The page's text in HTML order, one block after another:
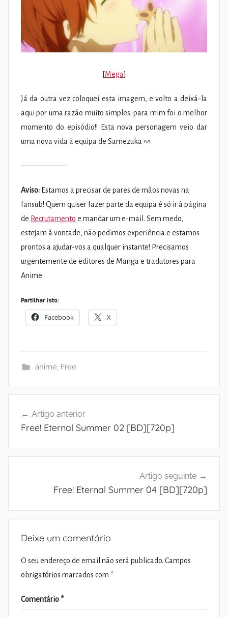
[Mega]
Já da outra vez coloquei esta imagem, e volto a deixá-la
aqui por uma razão muito simples: para mim foi o melhor
momento do episódio!! Esta nova personagem veio dar
uma nova vida à equipa de Samezuka ^^
——————
Aviso: Estamos a precisar de pares de mãos novas na
fansub! Quem quiser fazer parte da equipa é só ir à página
de Recrutamento e mandar um e-mail. Sem medo,
estejam à vontade, não pedimos experiência e estamos
prontos a ajudar-vos a qualquer instante! Precisamos
urgentemente de editores de Manga e tradutores para
Anime.
Partilhar isto:
Facebook X
anime, Free
de
Artigo anterior
Free! Eternal Summer 02 [BD][720p]
Artigo seguinte
Free! Eternal Summer 04 [BD][720p]
Deixe um comentário
O seu endereço de email não será publicado. Campos
obrigatórios marcados com *
Comentário *